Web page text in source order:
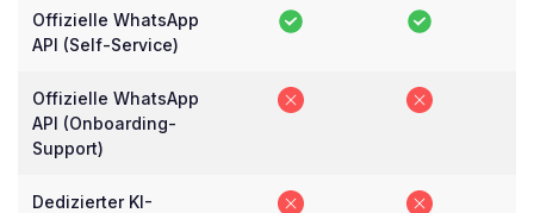
Offizielle WhatsApp
API (Self-Service)
Offizielle WhatsApp
API (Onboarding-
Support)
Dedizierter KI-